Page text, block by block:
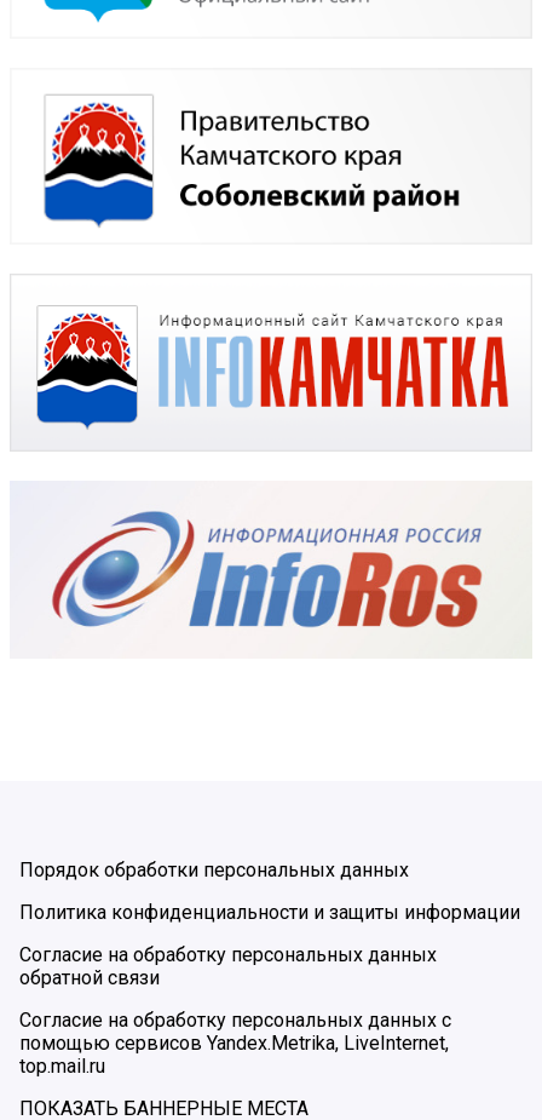
Порядок обработки персональных данных
Политика конфиденциальности и защиты информации
Согласие на обработку персональных данных
обратной связи
Согласие на обработку персональных данных с
помощью сервисов Yandex.Metrika, LiveInternet,
top.mail.ru
ПОКАЗАТЬ БАННЕРНЫЕ МЕСТА